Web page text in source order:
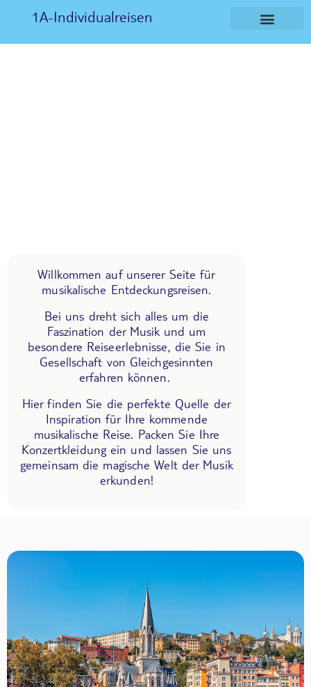
1A-Individualreisen
Willkommen auf unserer Seite für
musikalische Entdeckungsreisen.
Bei uns dreht sich alles um die
Faszination der Musik und um
besondere Reiseerlebnisse, die Sie in
Gesellschaft von Gleichgesinnten
erfahren können.
Hier finden Sie die perfekte Quelle der
Inspiration für Ihre kommende
musikalische Reise. Packen Sie Ihre
Konzertkleidung ein und lassen Sie uns
gemeinsam die magische Welt der Musik
erkunden!